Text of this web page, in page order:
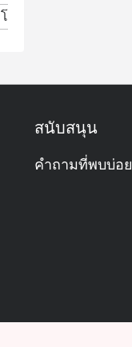
โอกาสพิเศษ
สนับสนุน
คำถามที่พบบ่อย